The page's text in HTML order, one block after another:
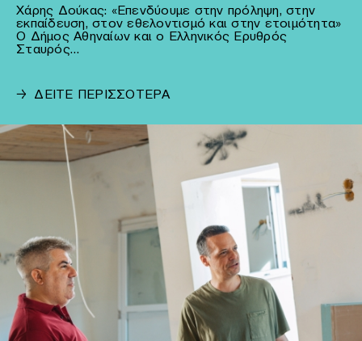
Χάρης Δούκας: «Επενδύουμε στην πρόληψη, στην
εκπαίδευση, στον εθελοντισμό και στην ετοιμότητα»
Ο Δήμος Αθηναίων και ο Ελληνικός Ερυθρός
Σταυρός…
→ ΔΕΙΤΕ ΠΕΡΙΣΣΟΤΕΡΑ